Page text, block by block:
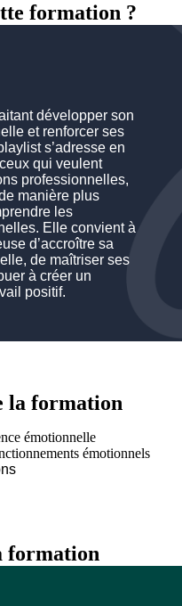
formation ?
développer son
et renforcer ses
s’adresse en
qui veulent
professionnelles,
manière plus
les
Elle convient à
d’accroître sa
de maîtriser ses
à créer un
positif.
la formation
émotionnelle
émotionnels
formation